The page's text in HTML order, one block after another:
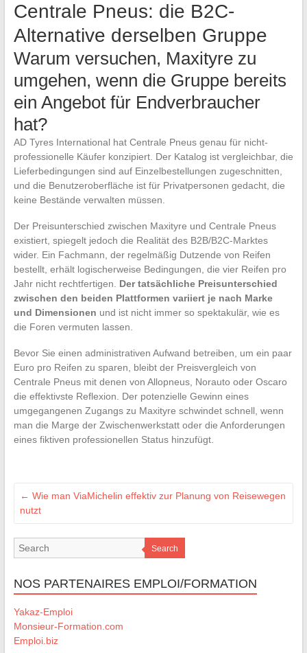
Centrale Pneus: die B2C-
Alternative derselben Gruppe
Warum versuchen, Maxityre zu
umgehen, wenn die Gruppe bereits
ein Angebot für Endverbraucher
hat?
AD Tyres International hat Centrale Pneus genau für nicht-
professionelle Käufer konzipiert. Der Katalog ist vergleichbar, die
Lieferbedingungen sind auf Einzelbestellungen zugeschnitten,
und die Benutzeroberfläche ist für Privatpersonen gedacht, die
keine Bestände verwalten müssen.
Der Preisunterschied zwischen Maxityre und Centrale Pneus
existiert, spiegelt jedoch die Realität des B2B/B2C-Marktes
wider. Ein Fachmann, der regelmäßig Dutzende von Reifen
bestellt, erhält logischerweise Bedingungen, die vier Reifen pro
Jahr nicht rechtfertigen. Der tatsächliche Preisunterschied
zwischen den beiden Plattformen variiert je nach Marke
und Dimensionen und ist nicht immer so spektakulär, wie es
die Foren vermuten lassen.
Bevor Sie einen administrativen Aufwand betreiben, um ein paar
Euro pro Reifen zu sparen, bleibt der Preisvergleich von
Centrale Pneus mit denen von Allopneus, Norauto oder Oscaro
die effektivste Reflexion. Der potenzielle Gewinn eines
umgegangenen Zugangs zu Maxityre schwindet schnell, wenn
man die Marge der Zwischenwerkstatt oder die Anforderungen
eines fiktiven professionellen Status hinzufügt.
← Wie man ViaMichelin effektiv zur Planung von Reisewegen
nutzt
Search
NOS PARTENAIRES EMPLOI/FORMATION
Yakaz-Emploi
Monsieur-Formation.com
Emploi.biz